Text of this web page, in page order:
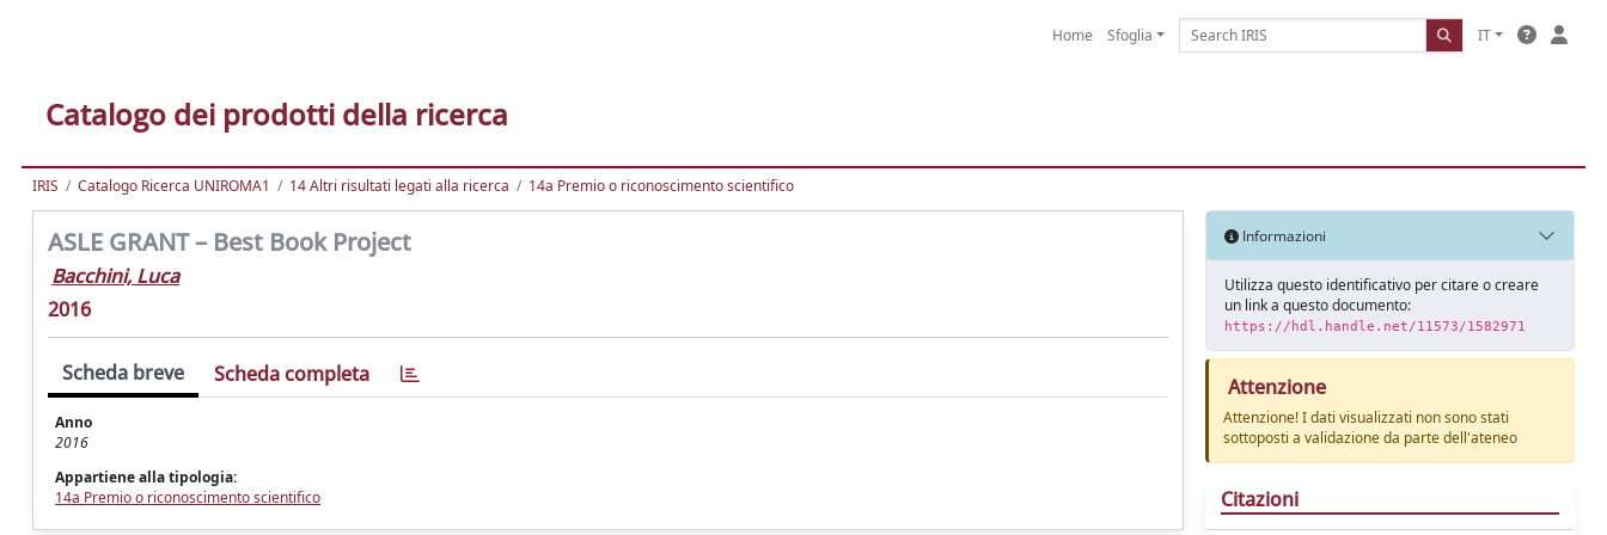
Home Sfoglia IT
Catalogo dei prodotti della ricerca
IRIS Catalogo Ricerca UNIROMA1 14 Altri risultati legati alla ricerca 14a Premio o riconoscimento scientifico
ASLE GRANT – Best Book Project
Bacchini, Luca
2016
Scheda breve Scheda completa
Anno
2016
Appartiene alla tipologia:
14a Premio o riconoscimento scientifico
Informazioni
Utilizza questo identificativo per citare o creare
un link a questo documento:
https://hdl.handle.net/11573/1582971
Attenzione
Attenzione! I dati visualizzati non sono stati
sottoposti a validazione da parte dell'ateneo
Citazioni